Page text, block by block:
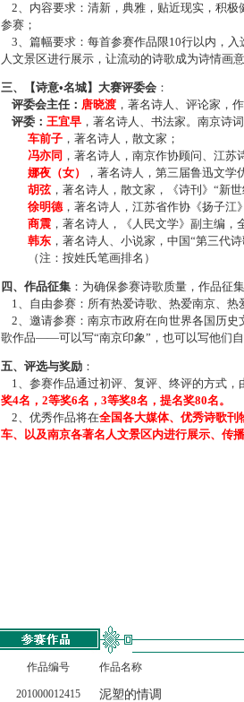
2、内容要求：清新，典雅，贴近现实，积极
参赛；
3、篇幅要求：每首参赛作品限10行以内，
人文景区进行展示，让流动的诗歌成为诗情
三、【诗意•名城】大赛评委会 ：
评委会主任： 唐晓渡 ，著名诗人、评论家，
评委： 王宜早 ，著名诗人、书法家。南京诗
车前子 ，著名诗人，散文家；
冯亦同 ，著名诗人，南京作协顾问、江苏
娜夜（女）
，著名诗人，第三届鲁迅文学
胡弦，著名诗人，散文家，《诗刊》“新
徐明德，著名诗人，江苏省作协《扬子江
商震 ，著名诗人，《人民文学》副主编，
韩东 ，著名诗人、小说家，中国“第三代
（注：按姓氏笔画排名）
四、作品征集 ：为确保参赛诗歌质量，作品征
1、自由参赛：所有热爱诗歌、热爱南京、热
2、邀请参赛：南京市政府在向世界各国历史
歌作品——可以写“南京印象”，也可以写他们自
五、评选与奖励 ：
1、参赛作品通过初评、复评、终评的方式，
奖4名，2等奖6名，3等奖8名，提名奖80名。
2、优秀作品将在全国各大媒体、优秀诗歌刊
车、以及南京各著名人文景区内进行展示、传播
作品编号 作品名称
201000012415 泥塑的情调